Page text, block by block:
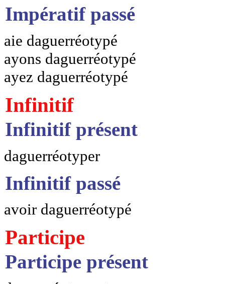
Impératif passé
aie daguerréotypé
ayons daguerréotypé
ayez daguerréotypé
Infinitif
Infinitif présent
daguerréotyper
Infinitif passé
avoir daguerréotypé
Participe
Participe présent